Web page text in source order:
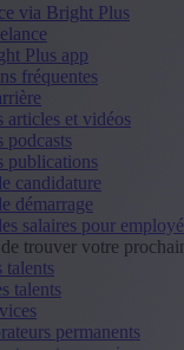
via Bright Plus
Plus app
fréquentes
articles et vidéos
podcasts
publications
candidature
démarrage
salaires pour
trouver votre
talents
talents
permanents